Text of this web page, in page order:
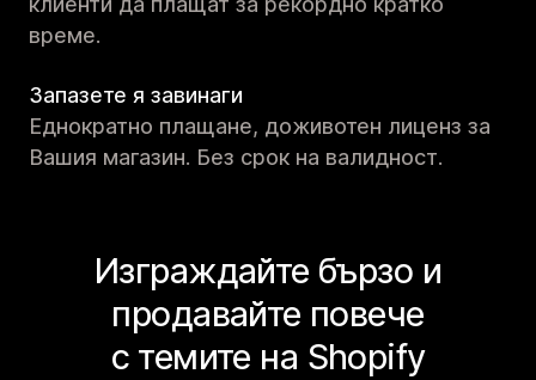
време.
Запазете я завинаги
Еднократно плащане, доживотен лиценз за
Вашия магазин. Без срок на валидност.
Изграждайте бързо и
продавайте повече
с темите на Shopify